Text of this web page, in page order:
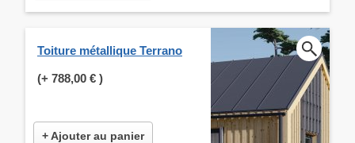
Toiture métallique Terrano
(+ 788,00 € )
+ Ajouter au panier